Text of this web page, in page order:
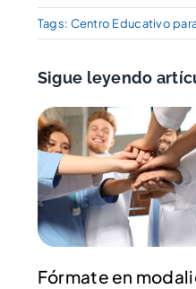
Tags: Centro Educativo
Sigue leyendo
Fórmate en